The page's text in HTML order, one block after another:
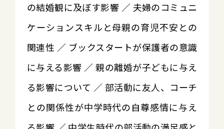
の結婚観に及ぼす影響 ／ 夫婦のコミュニ
ケーションスキルと母親の育児不安との
関連性 ／ ブックスタートが保護者の意識
に与える影響 ／ 親の離婚が子どもに与え
る影響について ／ 部活動に友人、コーチ
との関係性が中学時代の自尊感情に与え